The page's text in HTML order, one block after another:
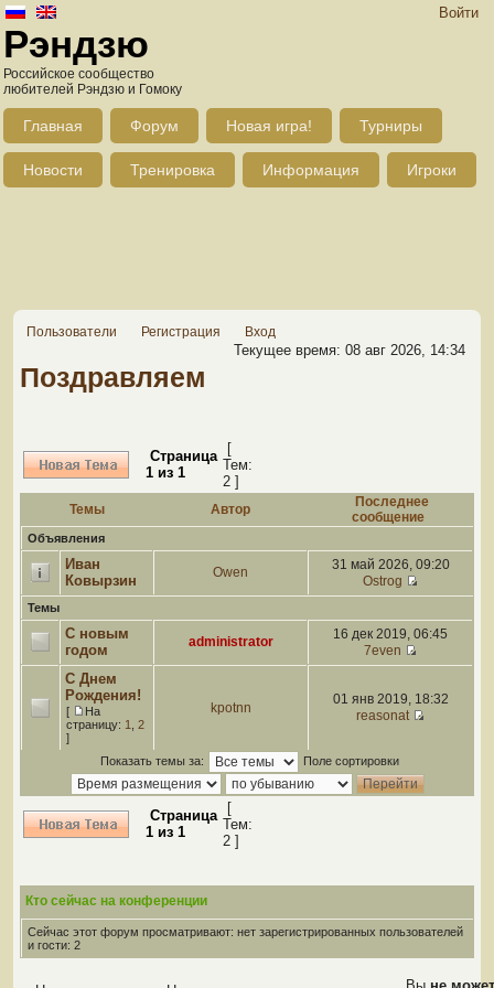
Войти
Рэндзю
Российское сообщество
любителей Рэндзю и Гомоку
Главная Форум Новая игра! Турниры
Новости Тренировка Информация Игроки
Пользователи Регистрация Вход
Текущее время: 08 авг 2026, 14:34
Поздравляем
Страница
1 из 1
[
Тем:
2 ]
Темы Автор
Последнее
сообщение
Объявления
Иван
Ковырзин
Owen
31 май 2026, 09:20
Ostrog
Темы
С новым
годом
administrator
16 дек 2019, 06:45
7even
С Днем
Рождения!
[
На
страницу: 1
2
]
kpotnn
01 янв 2019, 18:32
reasonat
Показать темы за: Поле сортировки
Страница
1 из 1
[
Тем:
2 ]
Кто сейчас на конференции
Сейчас этот форум просматривают: нет зарегистрированных пользователей
и гости: 2